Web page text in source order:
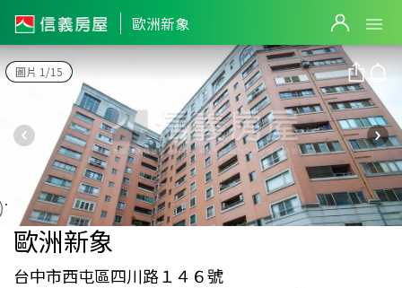
歐洲新象
圖片 1/15
歐洲新象
台中市西屯區四川路１４６號